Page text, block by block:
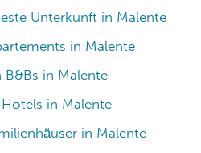
Unterkunft in Malente
in Malente
B&Bs in Malente
in Malente
in Malente